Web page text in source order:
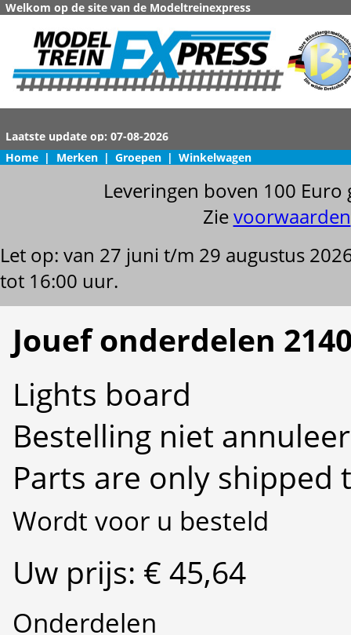
Welkom op de site van de Modeltreinexpress
Home | Merken | Groepen | Winkelwagen
Leveringen boven 100
Zievoorwaarden
Let op: van 27 juni t/m 29 augustus
tot 16:00 uur.
Jouef onderdelen
Lights board
Bestelling niet
Parts are only shipped
Wordt voor u besteld
Uw prijs: € 45,64
Onderdelen